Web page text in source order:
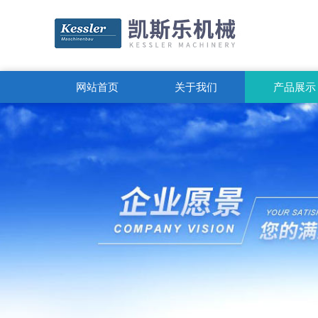
网站首页 关于我们 产品展示